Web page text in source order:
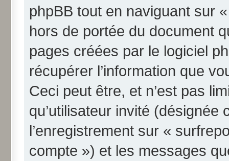
phpBB tout en naviguant sur
hors de portée du document
pages créées par le logiciel
récupérer l’information que
Ceci peut être, et n’est pas
qu’utilisateur invité
l’enregistrement sur «
compte ») et les messages